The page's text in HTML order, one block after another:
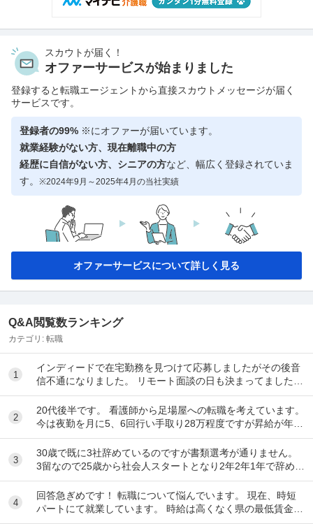
スカウトが届く！
オファーサービスが始まりました
登録すると転職エージェントから直接スカウトメッセージが届く
サービスです。
登録者の99% ※にオファーが届いています。
就業経験がない方、現在離職中の方
経歴に自信がない方、シニアの方など、幅広く登録されていま
す。 ※2024年9月～2025年4月の当社実績
オファーサービスについて詳しく見る
Q&A閲覧数ランキング
カテゴリ: 転職
1
インディードで在宅勤務を見つけて応募しましたがその後音
信不通になりました。 リモート面談の日も決まってました。
リクルーティングソリューションという会...
2
20代後半です。 看護師から足場屋への転職を考えています。
今は夜勤を月に5、6回行い手取り28万程度ですが昇給が年10
00円のため将来に不安があります。...
3
30歳で既に3社辞めているのですが書類選考が通りません。
3留なので25歳から社会人スタートとなり2年2年1年で辞めて
しまいました。全部SESのITエンジ...
4
回答急ぎめです！ 転職について悩んでいます。 現在、時短
パートにて就業しています。 時給は高くなく県の最低賃金＋
20円で、1日6時間で働いています。 ...